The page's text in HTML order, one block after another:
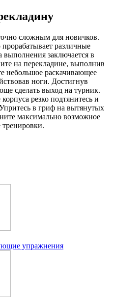
сложным для новичков.
различные
заключается в
на перекладине, выполнив
небольшое раскачивающее
ноги. Достигнув
сделать выход на турник.
резко подтянитесь и
Упритесь в гриф на вытянутых
максимально возможное
тренировки.
упражнения